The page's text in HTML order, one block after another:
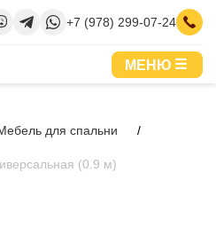
+7 (978) 299-07-24
МЕНЮ
для спальни
(0.9 м)